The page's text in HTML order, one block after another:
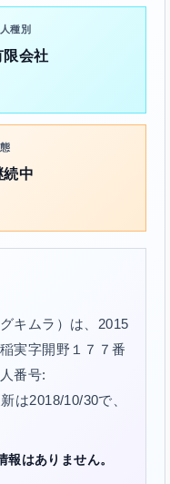
種別
限会社
続中
キムラ）は、2015
実字開野１７７番
番号:
は2018/10/30で、
はありません。